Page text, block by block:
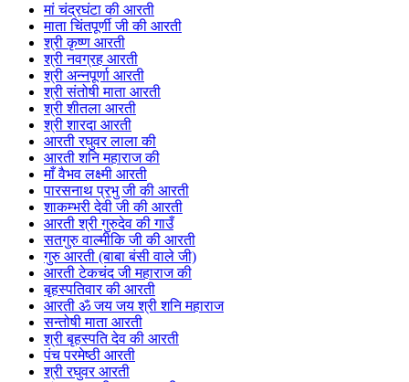
मां चंद्रघंटा की आरती
माता चिंतपूर्णी जी की आरती
श्री कृष्ण आरती
श्री नवग्रह आरती
श्री अन्नपूर्णा आरती
श्री संतोषी माता आरती
श्री शीतला आरती
श्री शारदा आरती
आरती रघुवर लाला की
आरती शनि महाराज की
माँ वैभव लक्ष्मी आरती
पारसनाथ प्रभु जी की आरती
शाकम्भरी देवी जी की आरती
आरती श्री गुरुदेव की गाउँ
सतगुरु वाल्मीकि जी की आरती
गुरु आरती (बाबा बंसी वाले जी)
आरती टेकचंद जी महाराज की
बृहस्पतिवार की आरती
आरती ॐ जय जय श्री शनि महाराज
सन्तोषी माता आरती
श्री बृहस्पति देव की आरती
पंच परमेष्ठी आरती
श्री रघुवर आरती